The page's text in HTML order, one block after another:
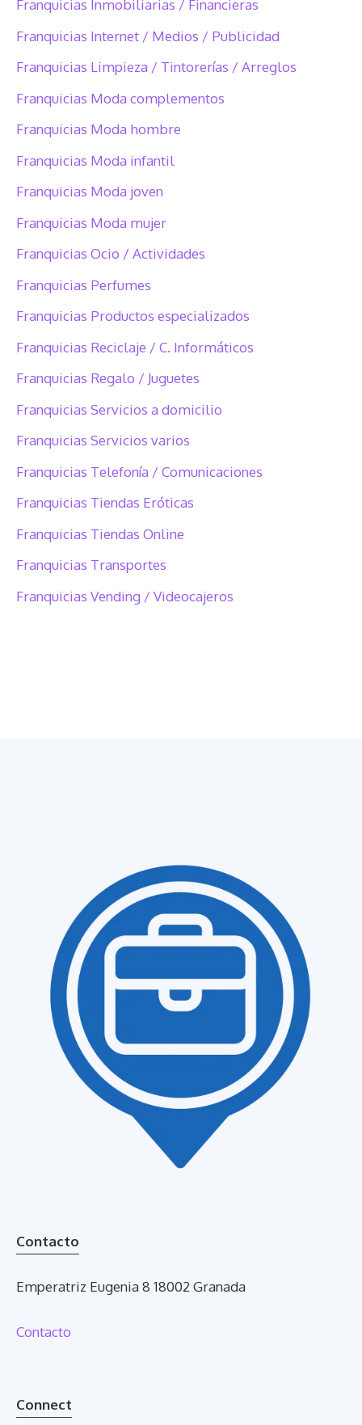
Franquicias Inmobiliarias / Financieras
Franquicias Internet / Medios / Publicidad
Franquicias Limpieza / Tintorerías / Arreglos
Franquicias Moda complementos
Franquicias Moda hombre
Franquicias Moda infantil
Franquicias Moda joven
Franquicias Moda mujer
Franquicias Ocio / Actividades
Franquicias Perfumes
Franquicias Productos especializados
Franquicias Reciclaje / C. Informáticos
Franquicias Regalo / Juguetes
Franquicias Servicios a domicilio
Franquicias Servicios varios
Franquicias Telefonía / Comunicaciones
Franquicias Tiendas Eróticas
Franquicias Tiendas Online
Franquicias Transportes
Franquicias Vending / Videocajeros
Contacto
Emperatriz Eugenia 8 18002 Granada
Contacto
Connect